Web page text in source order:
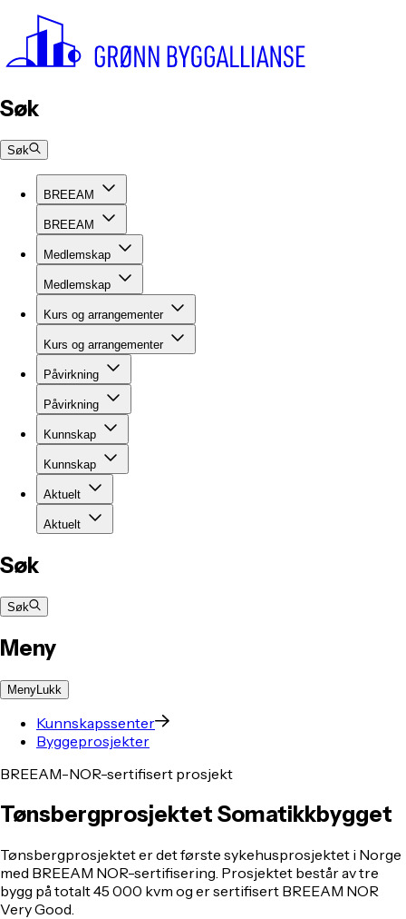
Søk
Søk
BREEAM
BREEAM
Medlemskap
Medlemskap
Kurs og arrangementer
Kurs og arrangementer
Påvirkning
Påvirkning
Kunnskap
Kunnskap
Aktuelt
Aktuelt
Søk
Søk
Meny
MenyLukk
Kunnskapssenter
Byggeprosjekter
BREEAM-NOR-sertifisert prosjekt
Tønsbergprosjektet Somatikkbygget
Tønsbergprosjektet er det første sykehusprosjektet i Norge
med BREEAM NOR-sertifisering. Prosjektet består av tre
bygg på totalt 45 000 kvm og er sertifisert BREEAM NOR
Very Good.